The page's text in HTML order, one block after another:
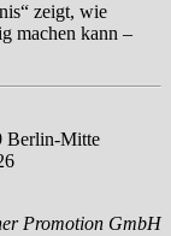
zeigt, wie
machen kann –
Berlin-Mitte
Promotion GmbH